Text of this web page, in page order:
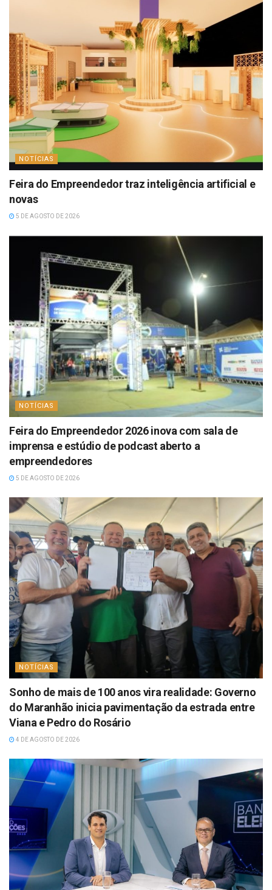
NOTÍCIAS
Feira do Empreendedor traz inteligência artificial e
novas
5 DE AGOSTO DE 2026
NOTÍCIAS
Feira do Empreendedor 2026 inova com sala de
imprensa e estúdio de podcast aberto a
empreendedores
5 DE AGOSTO DE 2026
NOTÍCIAS
Sonho de mais de 100 anos vira realidade: Governo
do Maranhão inicia pavimentação da estrada entre
Viana e Pedro do Rosário
4 DE AGOSTO DE 2026